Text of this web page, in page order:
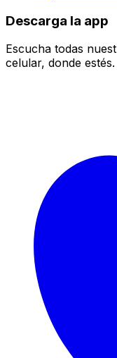
Descarga la app
Escucha todas
celular, donde estés.